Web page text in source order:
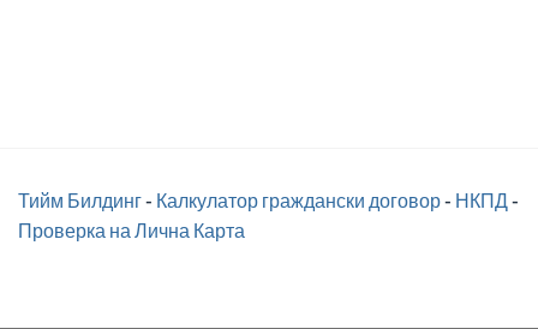
Тийм Билдинг- Калкулатор граждански договор- НКПД-
Проверка на Лична Карта